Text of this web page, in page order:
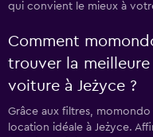
qui convient le mieux à
Comment
trouver la
voiture à Jeżyce ?
Grâce aux filtres,
location idéale à Jeżyce.